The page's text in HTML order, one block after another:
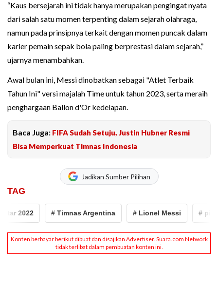
“Kaus bersejarah ini tidak hanya merupakan pengingat nyata
dari salah satu momen terpenting dalam sejarah olahraga,
namun pada prinsipnya terkait dengan momen puncak dalam
karier pemain sepak bola paling berprestasi dalam sejarah,”
ujarnya menambahkan.
Awal bulan ini, Messi dinobatkan sebagai "Atlet Terbaik
Tahun Ini" versi majalah Time untuk tahun 2023, serta meraih
penghargaan Ballon d'Or kedelapan.
Baca Juga: FIFA Sudah Setuju, Justin Hubner Resmi
Bisa Memperkuat Timnas Indonesia
Jadikan Sumber Pilihan
TAG
2022 # Timnas Argentina # Lionel Messi # piala